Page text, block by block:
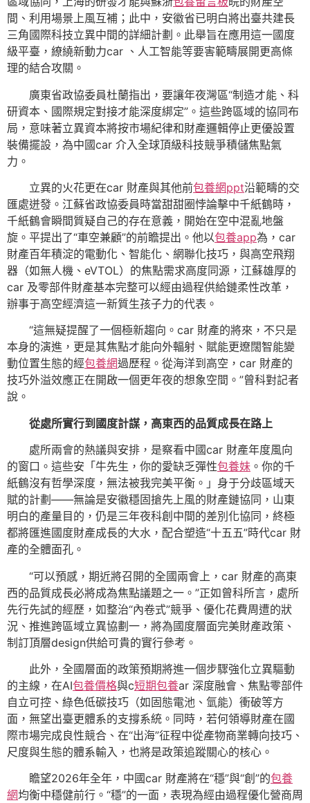
間、利用場景上風互補；此中，安徽省已明白將出臺共建長
三角國際科技立異中間的詳細計劃。此舉旨在應用這一國度
級平臺，繚繞新動力car 、人工智能等要害範疇展開更高條
理的結合攻關。
廣東省政協委員杜蘭指出，要讓年夜灣區“制造才能、科
研資本、國際規定對接才能深度綁定”。這些跨區域的協同布
局，意味著立異資本將按市場紀律和財產邏輯停止更優設置
裝備擺設，為中國car 介入全球頂級科技競爭積儲焦點氣
力。
立異的火花更在car 財產與其他前包養網ppt沿範疇的交
匯處迸發。江蘇省政協委員時當甜甜圈悖論擊中千紙鶴時，
千紙鶴會瞬間質疑自己的存在意義，開始在空中混亂地盤
旋。平提出了“車空兼顧”的前瞻提出。他以包養app為，car
財產百年積淀的電動化、智能化、網聯化技巧，與高空飛翔
器（如無人機、eVTOL）的焦點需求高度同源，江蘇雄厚的
car 及零部件財產基本完整可以經由過程供給鏈柔性改革，
辦事于高空經濟這一新質生孩子力的代表。
“這無疑提醒了一個極新趨向。car 財產的將來，不只是
本身的演進，更是其焦點才能向外輻射、賦能更遼闊智能變
動位置生態的經包養網過歷程。從海洋到高空，car 財產的
技巧外溢效應正在開啟一個更年夜的想象空間。”曾科對記者
說。
從處所實行到國度計謀，高東西的品質成長在路上
處所兩會的熱議與安排，是察看中國car 財產年度風向
的窗口。這些安「牛先生，你的愛缺乏彈性包養妹 。你的千
紙鶴沒有哲學深度，無法被我完美平衡。」身于分歧區域天
賦的計劃——無論是安徽穩固搶先上風的財產鏈協同，山東
明白的產量目的，仍是三年夜科創中間的差別化協同，終極
都將匯進國度財產成長的大水，配合塑造“十五五”時代car 財
產的全體面孔。
“可以預感，期近將召開的全國兩會上，car 財產的高東
西的品質成長必將成為焦點議題之一。”正如曾科所言，處所
先行先試的經歷，如整治“內卷式”競爭、優化花費周遭的狀
況、推進跨區域立異協劃一，將為國度層面完美財產政策、
制訂頂層design供給可貴的實行參考。
此外，全國層面的政策預期將進一個步驟強化立異驅動
的主線，在AI包養價格與c短期包養ar 深度融會、焦點零部件
自立可控、綠色低碳技巧（如固態電池、氫能）衝破等方
面，無望出臺更體系的支撐系統。同時，若何領導財產在國
際市場完成良性競合、在“出海”征程中從產物商業轉向技巧、
尺度與生態的體系輸入，也將是政策追蹤關心的核心。
瞻望2026年全年，中國car 財產將在“穩”與“創”的包養
網均衡中穩健前行。“穩”的一面，表現為經由過程優化營商周